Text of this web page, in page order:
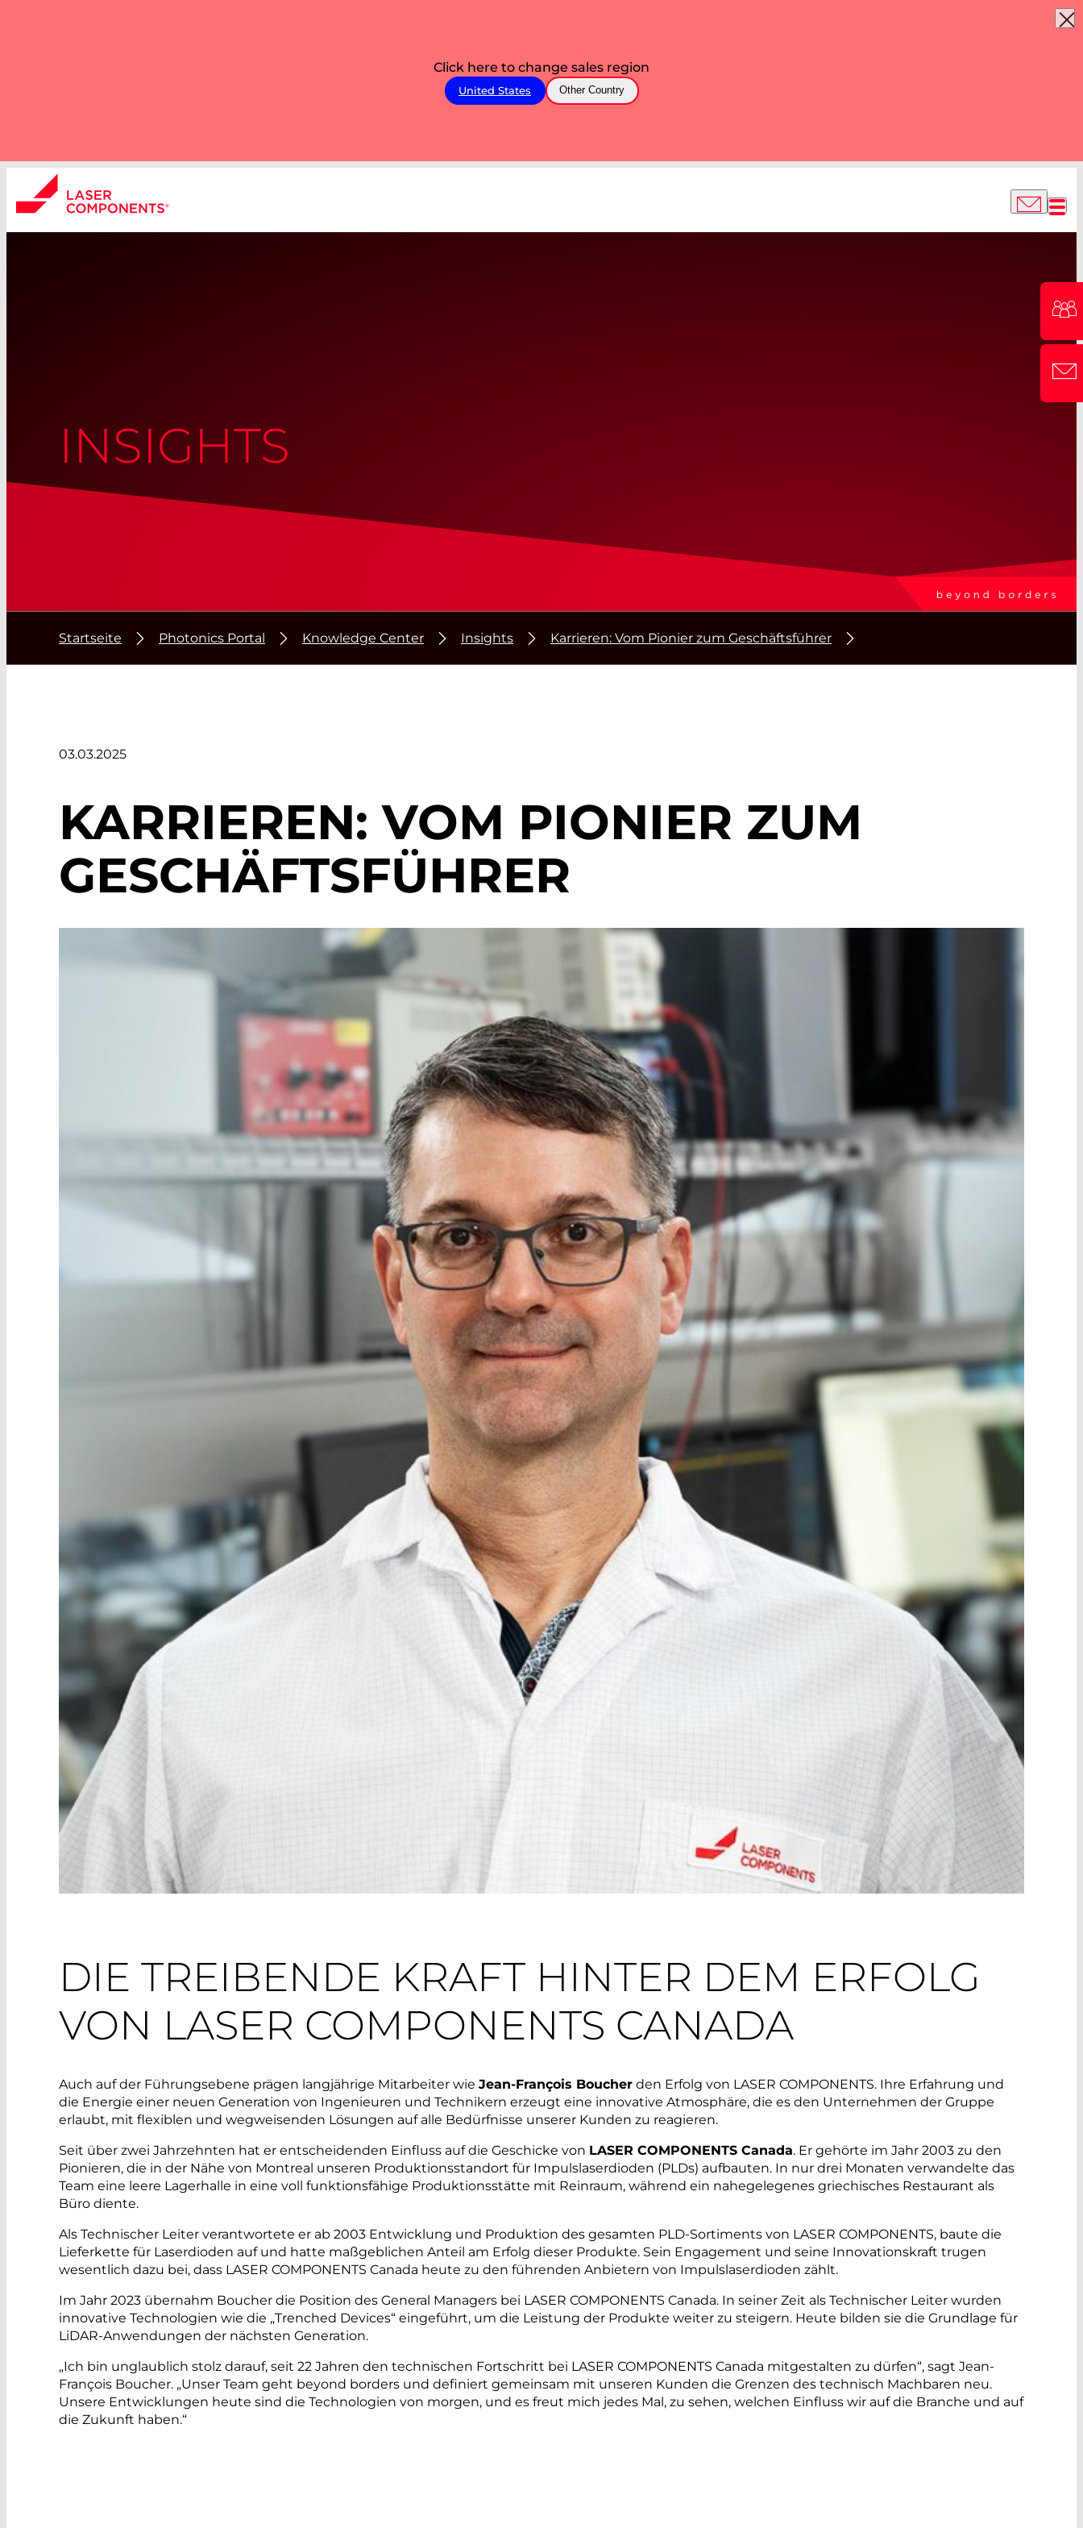
Click here to change sales region
United States Other Country
INSIGHTS
Startseite Photonics Portal Knowledge Center Insights Karrieren: Vom Pionier zum Geschäftsführer
03.03.2025
KARRIEREN: VOM PIONIER ZUM
GESCHÄFTSFÜHRER
DIE TREIBENDE KRAFT HINTER DEM ERFOLG
VON LASER COMPONENTS CANADA
Auch auf der Führungsebene prägen langjährige Mitarbeiter wie Jean-François Boucher den Erfolg von LASER COMPONENTS. Ihre Erfahrung und
die Energie einer neuen Generation von Ingenieuren und Technikern erzeugt eine innovative Atmosphäre, die es den Unternehmen der Gruppe
erlaubt, mit flexiblen und wegweisenden Lösungen auf alle Bedürfnisse unserer Kunden zu reagieren.
Seit über zwei Jahrzehnten hat er entscheidenden Einfluss auf die Geschicke von LASER COMPONENTS Canada. Er gehörte im Jahr 2003 zu den
Pionieren, die in der Nähe von Montreal unseren Produktionsstandort für Impulslaserdioden (PLDs) aufbauten. In nur drei Monaten verwandelte das
Team eine leere Lagerhalle in eine voll funktionsfähige Produktionsstätte mit Reinraum, während ein nahegelegenes griechisches Restaurant als
Büro diente.
Als Technischer Leiter verantwortete er ab 2003 Entwicklung und Produktion des gesamten PLD-Sortiments von LASER COMPONENTS, baute die
Lieferkette für Laserdioden auf und hatte maßgeblichen Anteil am Erfolg dieser Produkte. Sein Engagement und seine Innovationskraft trugen
wesentlich dazu bei, dass LASER COMPONENTS Canada heute zu den führenden Anbietern von Impulslaserdioden zählt.
Im Jahr 2023 übernahm Boucher die Position des General Managers bei LASER COMPONENTS Canada. In seiner Zeit als Technischer Leiter wurden
innovative Technologien wie die „Trenched Devices“ eingeführt, um die Leistung der Produkte weiter zu steigern. Heute bilden sie die Grundlage für
LiDAR-Anwendungen der nächsten Generation.
„Ich bin unglaublich stolz darauf, seit 22 Jahren den technischen Fortschritt bei LASER COMPONENTS Canada mitgestalten zu dürfen“, sagt Jean-
François Boucher. „Unser Team geht beyond borders und definiert gemeinsam mit unseren Kunden die Grenzen des technisch Machbaren neu.
Unsere Entwicklungen heute sind die Technologien von morgen, und es freut mich jedes Mal, zu sehen, welchen Einfluss wir auf die Branche und auf
die Zukunft haben.“
KONTAKT